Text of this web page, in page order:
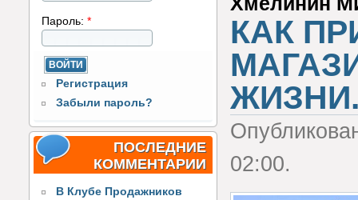
Пароль: *
Регистрация
Забыли пароль?
ПОСЛЕДНИЕ
КОММЕНТАРИИ
В Клубе Продажников
КАК
02:00.